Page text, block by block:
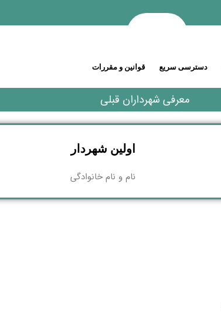
دسترسی سریع قوانین و مقررات
معرفی شهرداران قبلی
اولین شهردار
نام و نام خانوادگی